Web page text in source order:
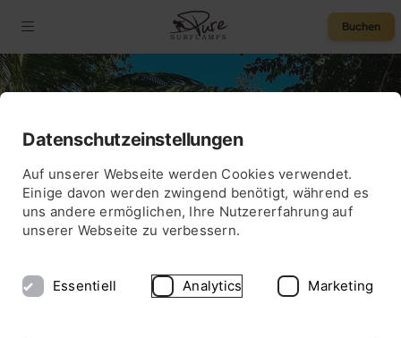
Buchen
5,0
BEI SANTA TERESA
Surfcamp Costa
Rica
Datenschutzeinstellungen
Auf unserer Webseite werden Cookies verwendet.
Einige davon werden zwingend benötigt, während es
uns andere ermöglichen, Ihre Nutzererfahrung auf
unserer Webseite zu verbessern.
Essentiell Analytics Marketing